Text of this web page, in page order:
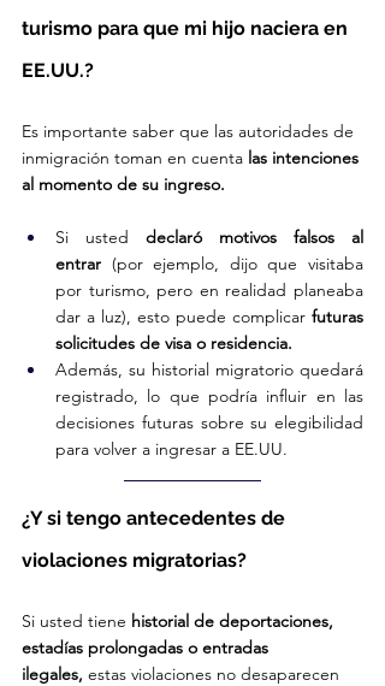
turismo para que mi hijo naciera en
EE.UU.?
Es importante saber que las autoridades de
inmigración toman en cuenta las intenciones
al momento de su ingreso.
Si usted declaró motivos falsos al
entrar (por ejemplo, dijo que visitaba
por turismo, pero en realidad planeaba
dar a luz), esto puede complicar futuras
solicitudes de visa o residencia.
Además, su historial migratorio quedará
registrado, lo que podría influir en las
decisiones futuras sobre su elegibilidad
para volver a ingresar a EE.UU.
¿Y si tengo antecedentes de
violaciones migratorias?
Si usted tiene historial de deportaciones,
estadías prolongadas o entradas
ilegales, estas violaciones no desaparecen